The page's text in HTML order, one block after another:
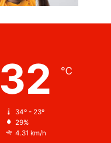
32 ℃
34º - 23º
29%
4.31 km/h